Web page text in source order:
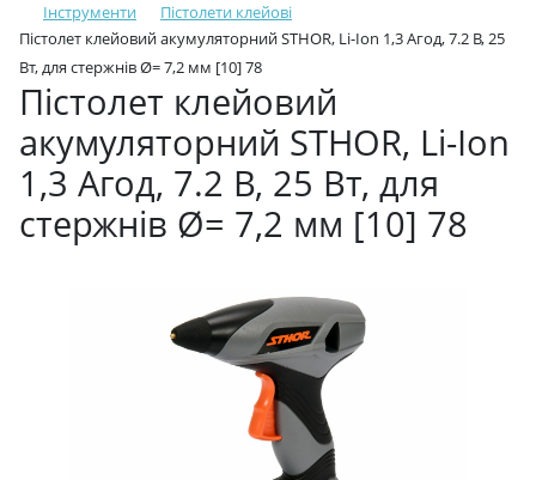
Інструменти
Пістолети клейові
Пістолет клейовий акумуляторний STHOR, Li-Ion 1,3 Агод, 7.2 В, 25
Вт, для стержнів Ø= 7,2 мм [10] 78
Пістолет клейовий
акумуляторний STHOR, Li-Ion
1,3 Агод, 7.2 В, 25 Вт, для
стержнів Ø= 7,2 мм [10] 78